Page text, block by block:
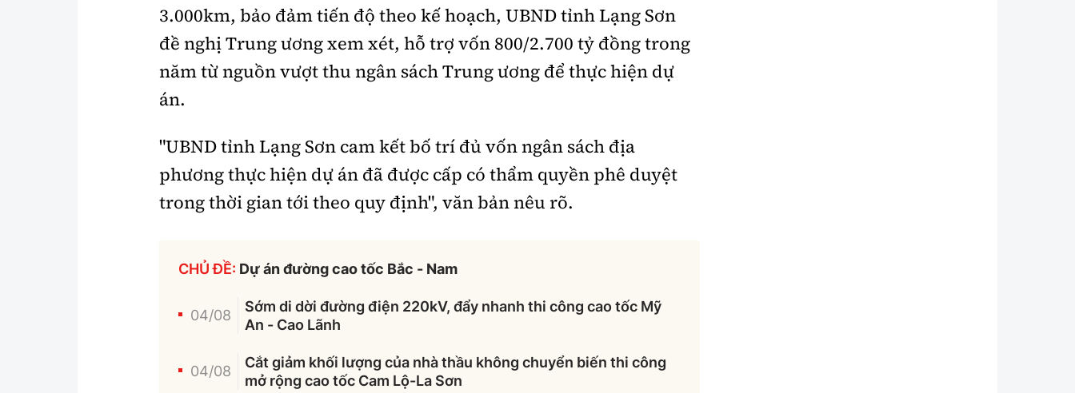
3.000km, bảo đảm tiến độ theo kế hoạch, UBND tỉnh Lạng Sơn
đề nghị Trung ương xem xét, hỗ trợ vốn 800/2.700 tỷ đồng trong
năm từ nguồn vượt thu ngân sách Trung ương để thực hiện dự
án.
"UBND tỉnh Lạng Sơn cam kết bố trí đủ vốn ngân sách địa
phương thực hiện dự án đã được cấp có thẩm quyền phê duyệt
trong thời gian tới theo quy định", văn bản nêu rõ.
CHỦ ĐỀ: Dự án đường cao tốc Bắc - Nam
04/08
Sớm di dời đường điện 220kV, đẩy nhanh thi công cao tốc Mỹ
An - Cao Lãnh
04/08
Cắt giảm khối lượng của nhà thầu không chuyển biến thi công
mở rộng cao tốc Cam Lộ-La Sơn